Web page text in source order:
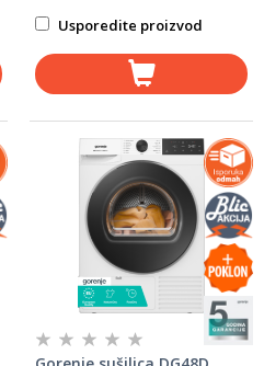
Usporedite proizvod